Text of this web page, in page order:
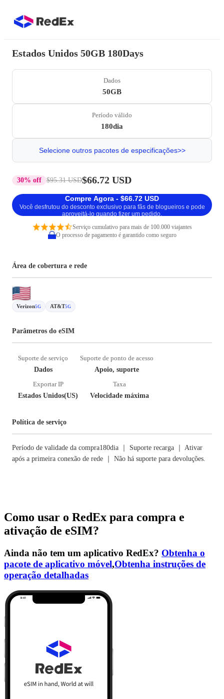
Estados Unidos 50GB 180Days
Dados
50GB
Período válido
180dia
Selecione outros pacotes de especificações>>
30% off $95.31 USD$66.72 USD
Compre Agora - $66.72 USD
Você desfrutou do desconto exclusivo para fãs de blogueiros e pode
aproveitá-lo quando fizer um pedido.
Serviço cumulativo para mais de 100.000 viajantes
O processo de pagamento é garantido como seguro
Área de cobertura e rede
Verizon5G AT&T5G
Parâmetros do eSIM
Suporte de serviço
Dados
Suporte de ponto de acesso
Apoio, suporte
Exportar IP
Estados Unidos(US)
Taxa
Velocidade máxima
Política de serviço
Período de validade da compra180dia ｜ Suporte recarga ｜ Ativar
após a primeira conexão de rede ｜ Não há suporte para devoluções.
Como usar o RedEx para compra e
ativação de eSIM?
Ainda não tem um aplicativo RedEx? Obtenha o
pacote de aplicativo móvel,Obtenha instruções de
operação detalhadas